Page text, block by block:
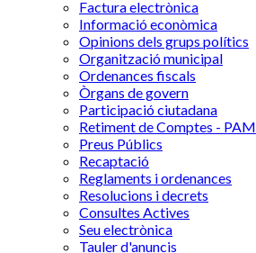
Factura electrònica
Informació econòmica
Opinions dels grups polítics
Organització municipal
Ordenances fiscals
Òrgans de govern
Participació ciutadana
Retiment de Comptes - PAM
Preus Públics
Recaptació
Reglaments i ordenances
Resolucions i decrets
Consultes Actives
Seu electrònica
Tauler d'anuncis